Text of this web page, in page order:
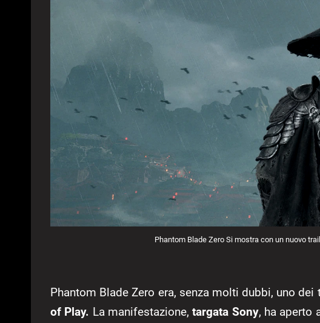
Phantom Blade Zero Si mostra con un nuovo
Phantom Blade Zero era, senza molti dubbi, uno
of Play. La manifestazione, targata Sony, ha aperto